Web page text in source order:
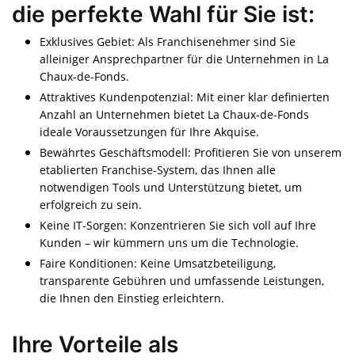
die perfekte Wahl für Sie ist:
Exklusives Gebiet: Als Franchisenehmer sind Sie
alleiniger Ansprechpartner für die Unternehmen in La
Chaux-de-Fonds.
Attraktives Kundenpotenzial: Mit einer klar definierten
Anzahl an Unternehmen bietet La Chaux-de-Fonds
ideale Voraussetzungen für Ihre Akquise.
Bewährtes Geschäftsmodell: Profitieren Sie von unserem
etablierten Franchise-System, das Ihnen alle
notwendigen Tools und Unterstützung bietet, um
erfolgreich zu sein.
Keine IT-Sorgen: Konzentrieren Sie sich voll auf Ihre
Kunden – wir kümmern uns um die Technologie.
Faire Konditionen: Keine Umsatzbeteiligung,
transparente Gebühren und umfassende Leistungen,
die Ihnen den Einstieg erleichtern.
Ihre Vorteile als